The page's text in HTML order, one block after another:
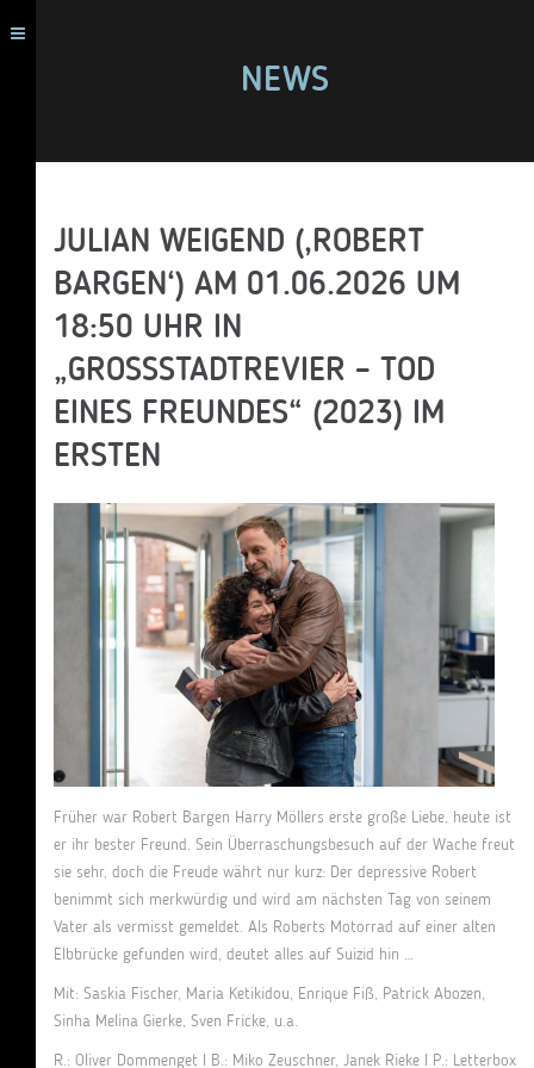
NEWS
JULIAN WEIGEND (‚ROBERT
BARGEN‘) AM 01.06.2026 UM
18:50 UHR IN
„GROSSSTADTREVIER – TOD E
INES FREUNDES“ (2023) IM E
RSTEN
Früher war Robert Bargen Harry Möllers erste große Liebe, heute ist
er ihr bester Freund. Sein Überraschungsbesuch auf der Wache freut
sie sehr, doch die Freude währt nur kurz: Der depressive Robert
benimmt sich merkwürdig und wird am nächsten Tag von seinem
Vater als vermisst gemeldet. Als Roberts Motorrad auf einer alten
Elbbrücke gefunden wird, deutet alles auf Suizid hin …
Mit: Saskia Fischer, Maria Ketikidou, Enrique Fiß, Patrick Abozen,
Sinha Melina Gierke, Sven Fricke, u.a.
R.: Oliver Dommenget I B.: Miko Zeuschner, Janek Rieke I P.: Letterbox